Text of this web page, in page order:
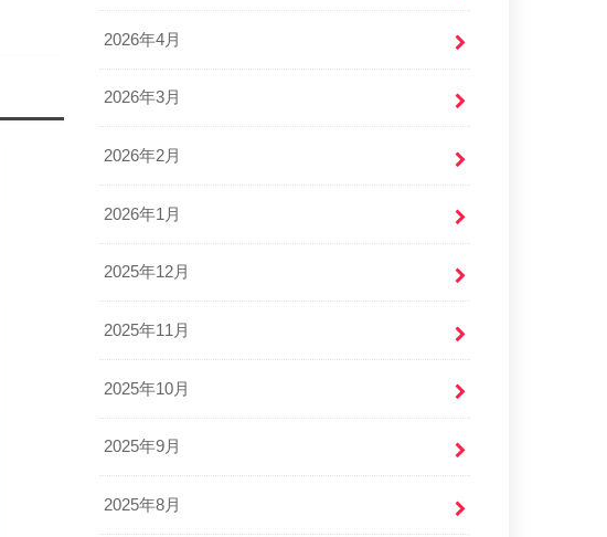
2026年4月
2026年3月
2026年2月
2026年1月
2025年12月
2025年11月
2025年10月
2025年9月
2025年8月